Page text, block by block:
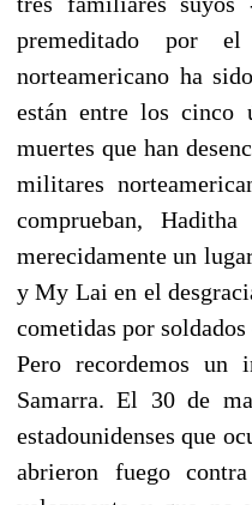
premeditado por
norteamericano ha
están entre los cinco
muertes que han
militares
comprueban,
merecidamente un
y My Lai en el
cometidas por soldados
Pero recordemos un
Samarra. El 30 de
estadounidenses que
abrieron fuego